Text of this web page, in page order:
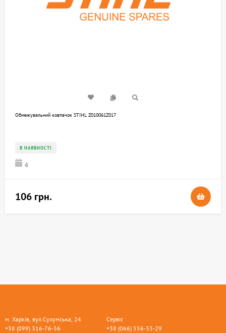
Обмежувальний ковпачок STIHL Z010061Z017
В НАЯВНОСТІ
4
106 грн.
м. Харків, вул.Сухумська, 24
+38 (099) 316-76-36
Сервіс
+38 (066) 556-33-29